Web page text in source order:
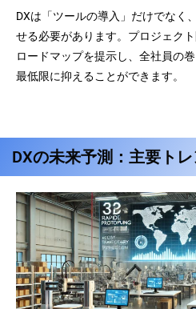
DXは「ツールの導入」だけでなく、
せる必要があります。プロジェク
ロードマップを提示し、全社員の
最低限に抑えることができます。
DXの未来予測：主要ト